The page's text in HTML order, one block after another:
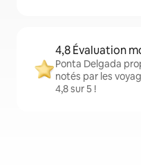
4,8 Évaluation
Ponta Delgada
notés par les
4,8 sur 5 !